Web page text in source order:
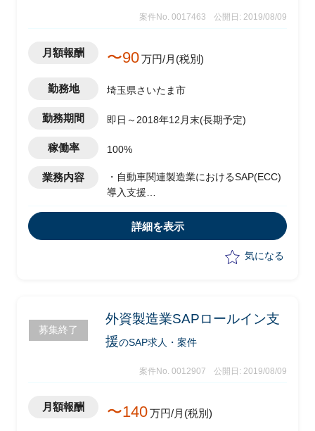
案件No. 0017463 公開日: 2019/08/09
月額報酬 〜90万円/月(税別)
勤務地 埼玉県さいたま市
勤務期間 即日～2018年12月末(長期予定)
稼働率 100%
業務内容
・自動車関連製造業におけるSAP(ECC)
導入支援
・インターフェース設計～PG～結合テ
スト1名
(PLM(Agile)とSAP品目マスタ連携、
詳細を表示
気になる
募集終了
外資製造業SAPロールイン支
援のSAP求人・案件
案件No. 0012907 公開日: 2019/08/09
月額報酬 〜140万円/月(税別)